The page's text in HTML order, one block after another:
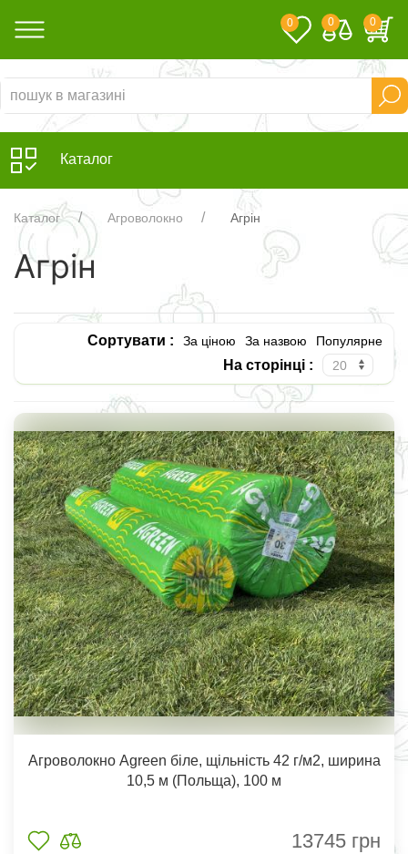
0 0 0
Каталог
Каталог Агроволокно Агрін
Агрін
Сортувати : За ціною За назвою Популярне
На сторінці :
Агроволокно Agreen біле, щільність 42 г/м2, ширина
10,5 м (Польща), 100 м
13745 грн